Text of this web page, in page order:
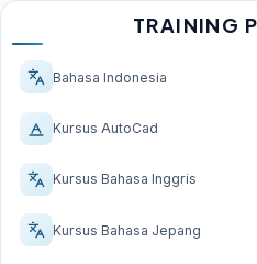
TRAINING
Bahasa Indonesia
Kursus AutoCad
Kursus Bahasa Inggris
Kursus Bahasa Jepang